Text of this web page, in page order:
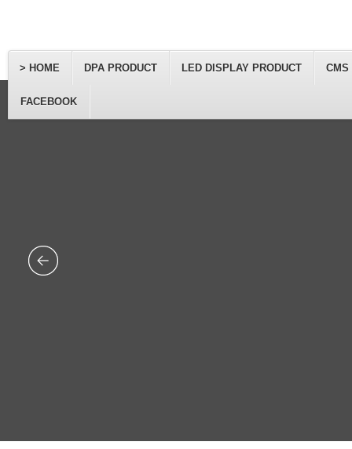
> HOME DPA PRODUCT LED DISPLAY PRODUCT CMS
FACEBOOK